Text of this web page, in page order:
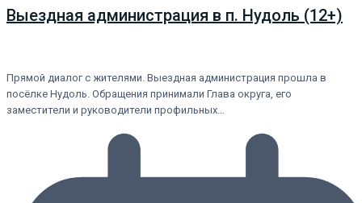
Выездная администрация в п. Нудоль (12+)
Прямой диалог с жителями. Выездная администрация прошла в
посёлке Нудоль. Обращения принимали Глава округа, его
заместители и руководители профильных…